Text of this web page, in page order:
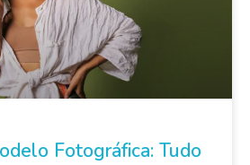
Fotográfica: Tudo